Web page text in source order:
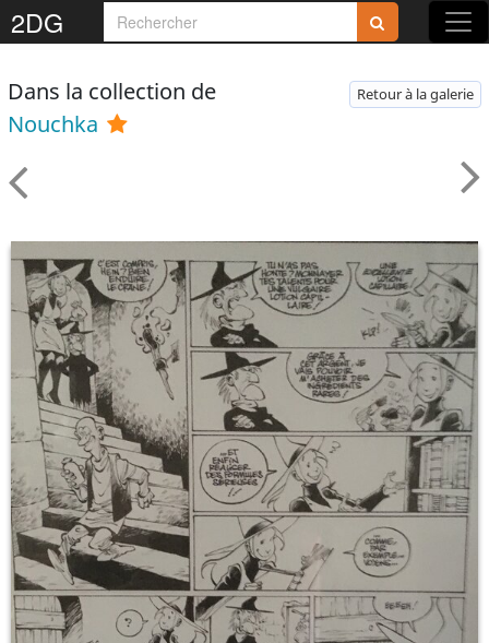
2DG
Dans la collection de
Nouchka
Retour à la galerie